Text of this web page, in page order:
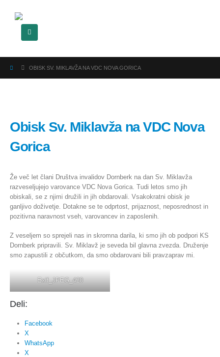
OBISK SV. MIKLAVŽA NA VDC NOVA GORICA
Obisk Sv. Miklavža na VDC Nova
Gorica
Že več let člani Društva invalidov Dornberk na dan Sv. Miklavža
razveseljujejo varovance VDC Nova Gorica. Tudi letos smo jih
obiskali, se z njimi družili in jih obdarovali. Vsakokratni obisk je
ganljivo doživetje. Dotakne se te odprtost, prijaznost, neposrednost in
pozitivna naravnost vseh, varovancev in zaposlenih.
Z veseljem so sprejeli nas in skromna darila, ki smo jih ob podpori KS
Dornberk pripravili. Sv. Miklavž je seveda bil glavna zvezda. Druženje
smo zapustili z občutkom, da smo obdarovani bili pravzaprav mi.
Exif_JPEG_420
Deli:
Facebook
X
WhatsApp
X